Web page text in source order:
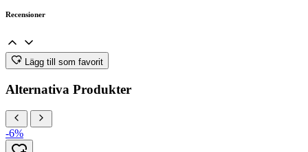
Recensioner
Lägg till som favorit
Alternativa Produkter
-6%